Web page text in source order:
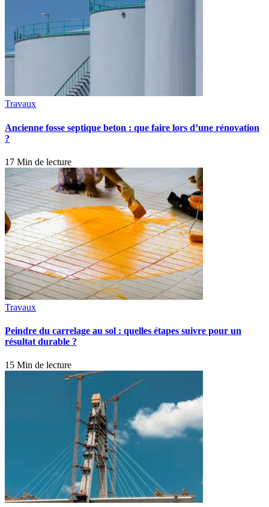
Travaux
Ancienne fosse septique beton : que faire lors d’une rénovation
?
17 Min de lecture
Travaux
Peindre du carrelage au sol : quelles étapes suivre pour un
résultat durable ?
15 Min de lecture